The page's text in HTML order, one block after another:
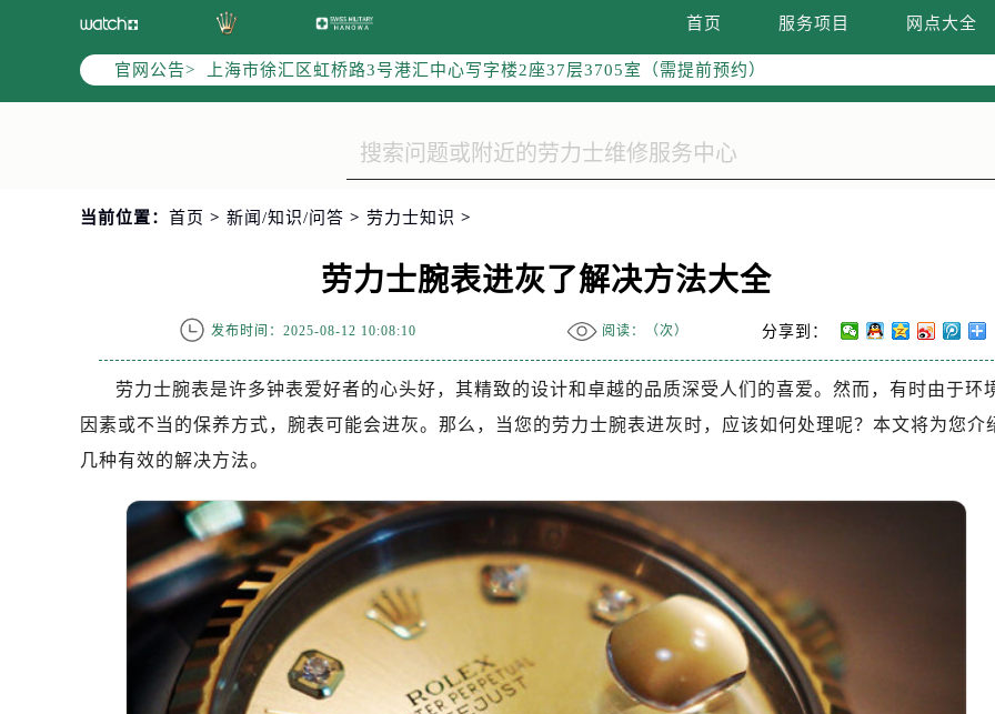
首页 服务项目 网点大全
官网公告>
天津市和平区赤峰道136号天津国际金融中心写字楼26层2603室（需提前预约）
上海市徐汇区虹桥路3号港汇中心写字楼2座37层3705室（需提前预约）
上海市黄浦区南京东路299号宏伊国际广场写字楼8层806室（需提前预约）
常州市新北区龙锦路1590号现代传媒中心写字楼5号楼10层1008室（需提前预约）
徐州市鼓楼区淮海东路29号苏宁广场IFC国际金融中心写字楼35层3508室（需提前预约）
扬州市邗江区国展路29号星耀天地写字楼1号楼18层1803室（需提前预约）
泰州市海陵区永定东路399号置地商务中心东塔写字楼（华润万象城）17层1706室（需提前预约）
宁波市江北区大闸南路500号来福士广场办公楼20层2009室（需提前预约）
杭州市上城区钱江路1366号华润大厦写字楼A座5层503-5室（需提前预约）
金华市金东区东市南街777号金华万达广场写字楼4号楼22层2209室（需提前预约）
绍兴市越城区胜利东路379号世茂天际中心写字楼8层805室（需提前预约）
嘉兴市南湖区广益路705号嘉兴世界贸易中心写字楼A座13层1304室（需提前预约）
南昌市红谷滩新区红谷中大道998号绿地双子塔（中央广场）A1座办公楼14层07室（需提前预约）
广州市天河区天河路230号万菱汇国际中心写字楼A塔7层704室（需提前预约）
广州市越秀区环市东路371-375号世界贸易中心大厦南塔写字楼15层07室（需提前预约）
深圳市罗湖区深南东路5001号华润大厦写字楼17层1701室（需提前预约）
惠州市惠城区江北文昌一路7号华贸大厦写字楼1座30层05室（需提前预约）
厦门市思明区湖滨东路95号华润大厦写字楼B座11层1104室（需提前预约）
福州市鼓楼区五四路128-1号恒力城写字楼15层03室（需提前预约）
成都市锦江区人民东路6号SAC东原中心写字楼24层2406B室（需提前预约）
当前位置： 首页 > 新闻/知识/问答 > 劳力士知识 >
劳力士腕表进灰了解决方法大全
发布时间：2025-08-12 10:08:10 阅读：（次） 分享到：
劳力士腕表是许多钟表爱好者的心头好，其精致的设计和卓越的品质深受人们的喜爱。然而，有时由于环
因素或不当的保养方式，腕表可能会进灰。那么，当您的劳力士腕表进灰时，应该如何处理呢？本文将为您介
几种有效的解决方法。